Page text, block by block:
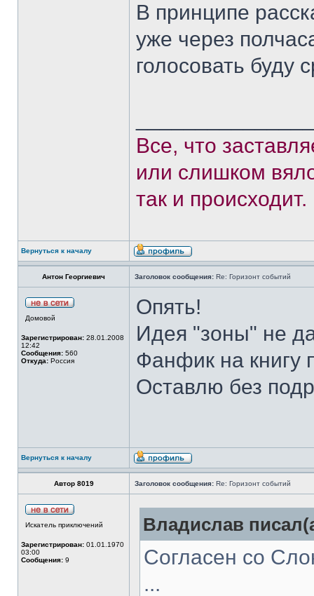
В принципе
уже через
голосовать буду
Все, что
или слишком
так и происходит.
Вернуться к началу
Антон Георгиевич Заголовок сообщения: Re: Горизонт событий
Домовой
Зарегистрирован: 28.01.2008
12:42
Сообщения: 560
Откуда: Россия
Опять!
Идея "зоны" не
Фанфик на книгу
Оставлю без
Вернуться к началу
Автор 8019 Заголовок сообщения: Re: Горизонт событий
Искатель приключений
Зарегистрирован: 01.01.1970
03:00
Сообщения: 9
Владислав
Согласен со
...